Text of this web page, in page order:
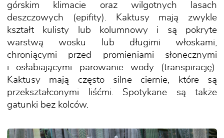
górskim klimacie oraz wilgotnych lasach
deszczowych (epifity). Kaktusy mają zwykle
kształt kulisty lub kolumnowy i są pokryte
warstwą wosku lub długimi włoskami,
chroniącymi przed promieniami słonecznymi
i osłabiającymi parowanie wody (transpirację).
Kaktusy mają często silne ciernie, które są
przekształconymi liśćmi. Spotykane są także
gatunki bez kolców.